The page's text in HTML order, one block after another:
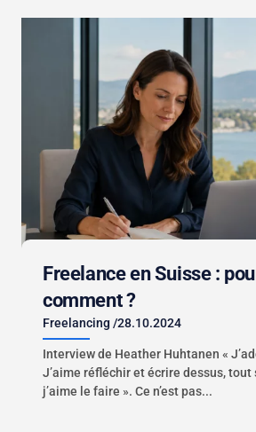
Freelance en Suisse :
comment ?
Freelancing /28.10.2024
Interview de Heather Huhtanen «
J’aime réfléchir et écrire dessus,
j’aime le faire ». Ce n’est pas...